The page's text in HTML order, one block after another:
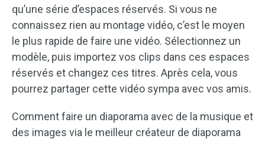
qu’une série d’espaces réservés. Si vous ne
connaissez rien au montage vidéo, c’est le moyen
le plus rapide de faire une vidéo. Sélectionnez un
modèle, puis importez vos clips dans ces espaces
réservés et changez ces titres. Après cela, vous
pourrez partager cette vidéo sympa avec vos amis.
Comment faire un diaporama avec de la musique et
des images via le meilleur créateur de diaporama